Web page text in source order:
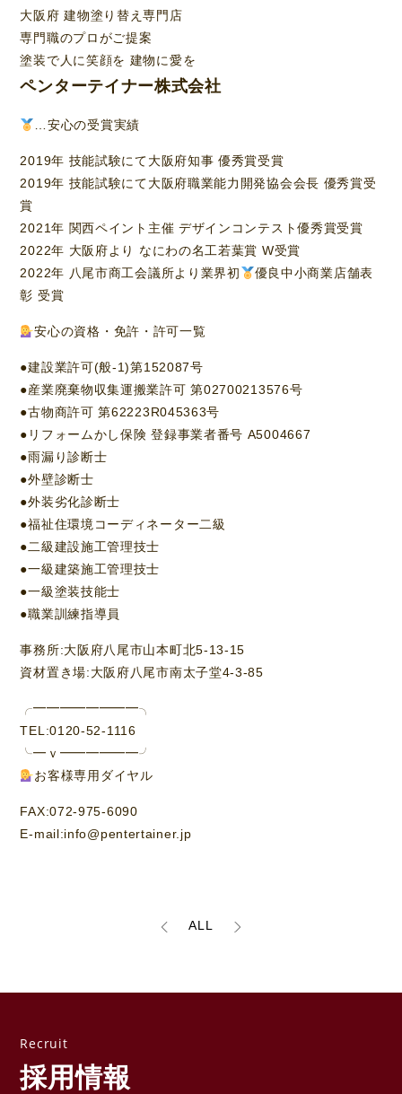
大阪府 建物塗り替え専門店
専門職のプロがご提案
塗装で人に笑顔を 建物に愛を
ペンターテイナー株式会社
…安心の受賞実績
2019年 技能試験にて大阪府知事 優秀賞受賞
2019年 技能試験にて大阪府職業能力開発協会会長 優秀賞受
賞
2021年 関西ペイント主催 デザインコンテスト優秀賞受賞
2022年 大阪府より なにわの名工若葉賞 W受賞
2022年 八尾市商工会議所より業界初
優良中小商業店舗表
彰 受賞
安心の資格・免許・許可一覧
●建設業許可(般-1)第152087号
●産業廃棄物収集運搬業許可 第02700213576号
●古物商許可 第62223R045363号
●リフォームかし保険 登録事業者番号 A5004667
●雨漏り診断士
●外壁診断士
●外装劣化診断士
●福祉住環境コーディネーター二級
●二級建設施工管理技士
●一級建築施工管理技士
●一級塗装技能士
●職業訓練指導員
事務所:大阪府八尾市山本町北5-13-15
資材置き場:大阪府八尾市南太子堂4-3-85
╭━━━━━━━━╮
TEL:0120-52-1116
╰━ｖ━━━━━━╯
お客様専用ダイヤル
FAX:072-975-6090
E-mail:info@pentertainer.jp
ALL
採用情報